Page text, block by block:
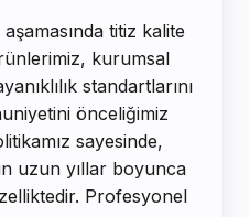
titiz kalite
kurumsal
standartlarını
önceliğimiz
sayesinde,
uzun yıllar boyunca
Profesyonel